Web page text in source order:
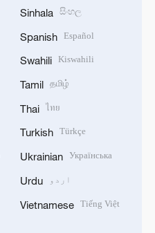
Sinhala සිංහල
Spanish Español
Swahili Kiswahili
Tamil தமிழ்
Thai ไทย
Turkish Türkçe
Ukrainian Українська
Urdu اردو
Vietnamese Tiếng Việt